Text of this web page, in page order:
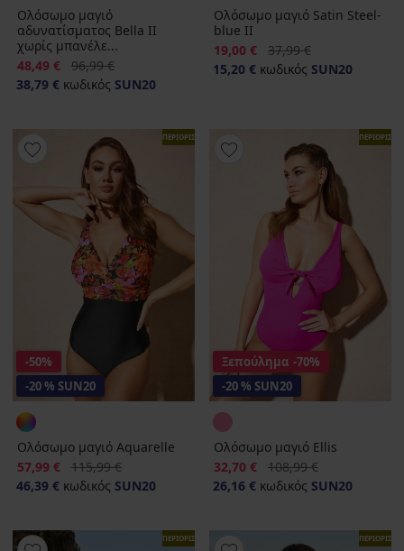
Ολόσωμο μαγιό
αδυνατίσματος Bella II
χωρίς μπανέλε...
Έκπτωση
48,49 € Αρχική τιμή
96,99 €
38,79 € κωδικός SUN20
Ολόσωμο μαγιό Satin Steel-
blue II
Έκπτωση
19,00 € Αρχική τιμή
37,99 €
15,20 € κωδικός SUN20
ΠΕΡΙΟΡΙΣΜΕΝΑ
-50%
-20 % SUN20
Ολόσωμο μαγιό Aquarelle
Έκπτωση
57,99 € Αρχική τιμή
115,99 €
46,39 € κωδικός SUN20
Ξεπούλημα -70%
-20 % SUN20
Ολόσωμο μαγιό Ellis
Έκπτωση
32,70 € Αρχική τιμή
108,99 €
26,16 € κωδικός SUN20
ΠΕΡΙΟΡΙΣΜΕΝΑ